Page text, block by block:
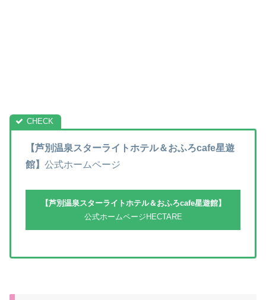
【芦別温泉スターライトホテル＆おふろcafe星遊
館】 公式ホームページ
【芦別温泉スターライトホテル＆おふろcafe星遊館】
公式ホームページHECTARE